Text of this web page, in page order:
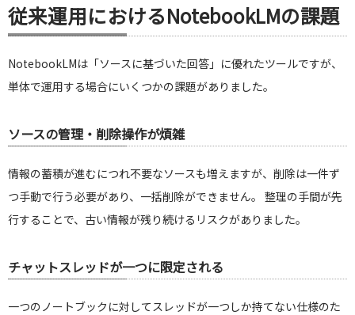
従来運用におけるNotebookLMの課題
NotebookLMは「ソースに基づいた回答」に優れたツールですが、
単体で運用する場合にいくつかの課題がありました。
ソースの管理・削除操作が煩雑
情報の蓄積が進むにつれ不要なソースも増えますが、削除は一件ず
つ手動で行う必要があり、一括削除ができません。 整理の手間が先
行することで、古い情報が残り続けるリスクがありました。
チャットスレッドが一つに限定される
一つのノートブックに対してスレッドが一つしか持てない仕様のた